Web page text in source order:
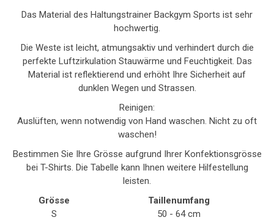
Das Material des Haltungstrainer Backgym Sports ist sehr
hochwertig.
Die Weste ist leicht, atmungsaktiv und verhindert durch die
perfekte Luftzirkulation Stauwärme und Feuchtigkeit. Das
Material ist reflektierend und erhöht Ihre Sicherheit auf
dunklen Wegen und Strassen.
Reinigen:
Auslüften, wenn notwendig von Hand waschen. Nicht zu oft
waschen!
Bestimmen Sie Ihre Grösse aufgrund Ihrer Konfektionsgrösse
bei T-Shirts. Die Tabelle kann Ihnen weitere Hilfestellung
leisten.
Grösse
Taillenumfang
S
50 - 64 cm